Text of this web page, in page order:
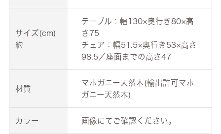
サイズ(cm)
約
テーブル：幅130×奥行き80×高
さ75
チェア：幅51.5×奥行き53×高さ
98.5／座面までの高さ47
材質
マホガニー天然木(輸出許可マホ
ガニー天然木)
カラー 画像にてご確認ください。